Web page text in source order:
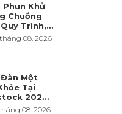
Phun Khử
Chuồng
Trình,
Và Lưu
Sử Dụng
08. 2026
Đàn Một
Tại
2026:
Tới Phát
08. 2026